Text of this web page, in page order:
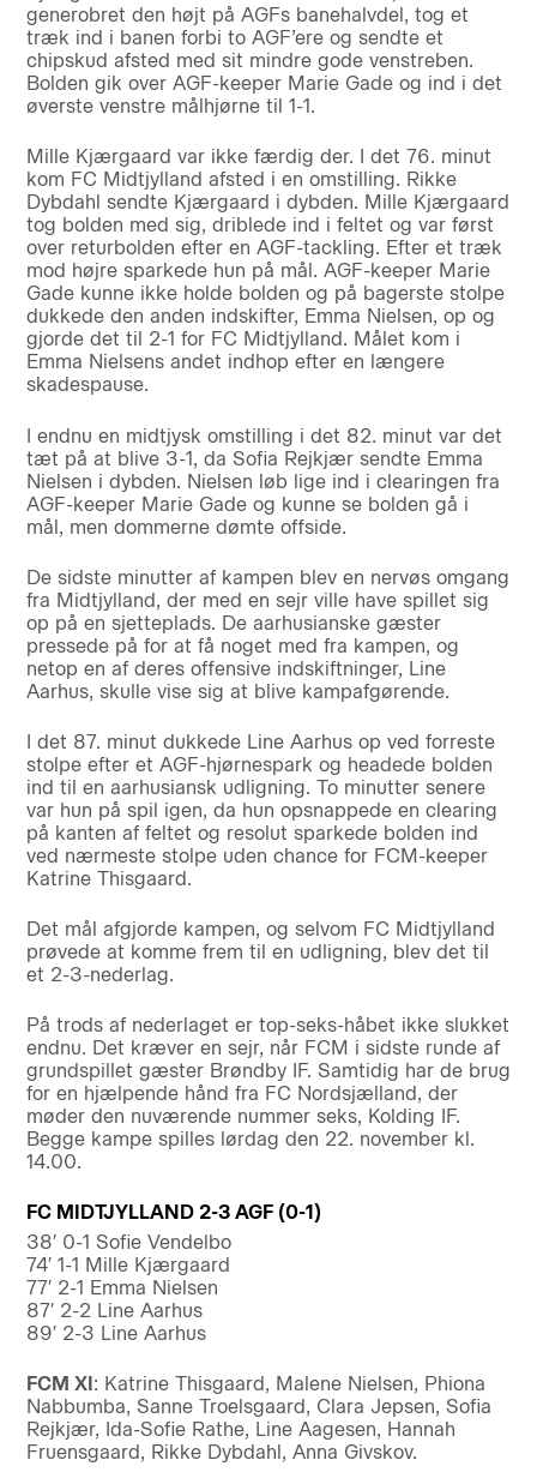
generobret den højt på AGFs banehalvdel, tog et
træk ind i banen forbi to AGF’ere og sendte et
chipskud afsted med sit mindre gode venstreben.
Bolden gik over AGF-keeper Marie Gade og ind i det
øverste venstre målhjørne til 1-1.
Mille Kjærgaard var ikke færdig der. I det 76. minut
kom FC Midtjylland afsted i en omstilling. Rikke
Dybdahl sendte Kjærgaard i dybden. Mille Kjærgaard
tog bolden med sig, driblede ind i feltet og var først
over returbolden efter en AGF-tackling. Efter et træk
mod højre sparkede hun på mål. AGF-keeper Marie
Gade kunne ikke holde bolden og på bagerste stolpe
dukkede den anden indskifter, Emma Nielsen, op og
gjorde det til 2-1 for FC Midtjylland. Målet kom i
Emma Nielsens andet indhop efter en længere
skadespause.
I endnu en midtjysk omstilling i det 82. minut var det
tæt på at blive 3-1, da Sofia Rejkjær sendte Emma
Nielsen i dybden. Nielsen løb lige ind i clearingen fra
AGF-keeper Marie Gade og kunne se bolden gå i
mål, men dommerne dømte offside.
De sidste minutter af kampen blev en nervøs omgang
fra Midtjylland, der med en sejr ville have spillet sig
op på en sjetteplads. De aarhusianske gæster
pressede på for at få noget med fra kampen, og
netop en af deres offensive indskiftninger, Line
Aarhus, skulle vise sig at blive kampafgørende.
I det 87. minut dukkede Line Aarhus op ved forreste
stolpe efter et AGF-hjørnespark og headede bolden
ind til en aarhusiansk udligning. To minutter senere
var hun på spil igen, da hun opsnappede en clearing
på kanten af feltet og resolut sparkede bolden ind
ved nærmeste stolpe uden chance for FCM-keeper
Katrine Thisgaard.
Det mål afgjorde kampen, og selvom FC Midtjylland
prøvede at komme frem til en udligning, blev det til
et 2-3-nederlag.
På trods af nederlaget er top-seks-håbet ikke slukket
endnu. Det kræver en sejr, når FCM i sidste runde af
grundspillet gæster Brøndby IF. Samtidig har de brug
for en hjælpende hånd fra FC Nordsjælland, der
møder den nuværende nummer seks, Kolding IF.
Begge kampe spilles lørdag den 22. november kl.
14.00.
FC MIDTJYLLAND 2-3 AGF (0-1)
38′ 0-1 Sofie Vendelbo
74′ 1-1 Mille Kjærgaard
77′ 2-1 Emma Nielsen
87′ 2-2 Line Aarhus
89′ 2-3 Line Aarhus
FCM XI: Katrine Thisgaard, Malene Nielsen, Phiona
Nabbumba, Sanne Troelsgaard, Clara Jepsen, Sofia
Rejkjær, Ida-Sofie Rathe, Line Aagesen, Hannah
Fruensgaard, Rikke Dybdahl, Anna Givskov.